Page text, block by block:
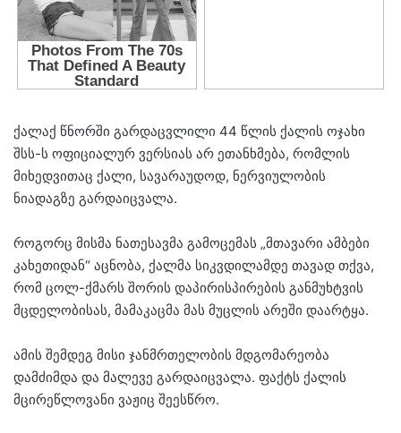
ქალაქ წნორში გარდაცვლილი 44 წლის ქალის ოჯახი
შსს-ს ოფიციალურ ვერსიას არ ეთანხმება, რომლის
მიხედვითაც ქალი, სავარაუდოდ, ნერვიულობის
ნიადაგზე გარდაიცვალა.
როგორც მისმა ნათესავმა გამოცემას „მთავარი ამბები
კახეთიდან“ აცნობა, ქალმა სიკვდილამდე თავად თქვა,
რომ ცოლ-ქმარს შორის დაპირისპირების განმუხტვის
მცდელობისას, მამაკაცმა მას მუცლის არეში დაარტყა.
ამის შემდეგ მისი ჯანმრთელობის მდგომარეობა
დამძიმდა და მალევე გარდაიცვალა. ფაქტს ქალის
მცირეწლოვანი ვაჟიც შეესწრო.